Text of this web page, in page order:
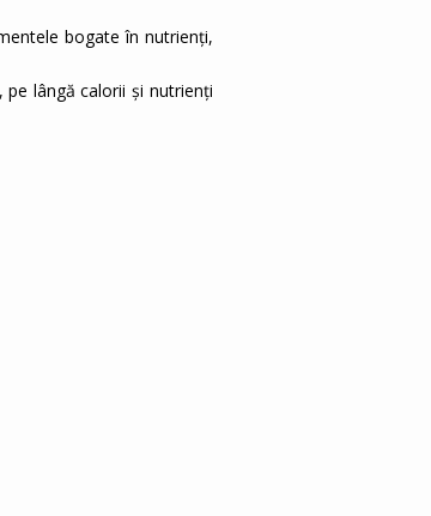
bogate în nutrienți,
pe lângă calorii și nutrienți